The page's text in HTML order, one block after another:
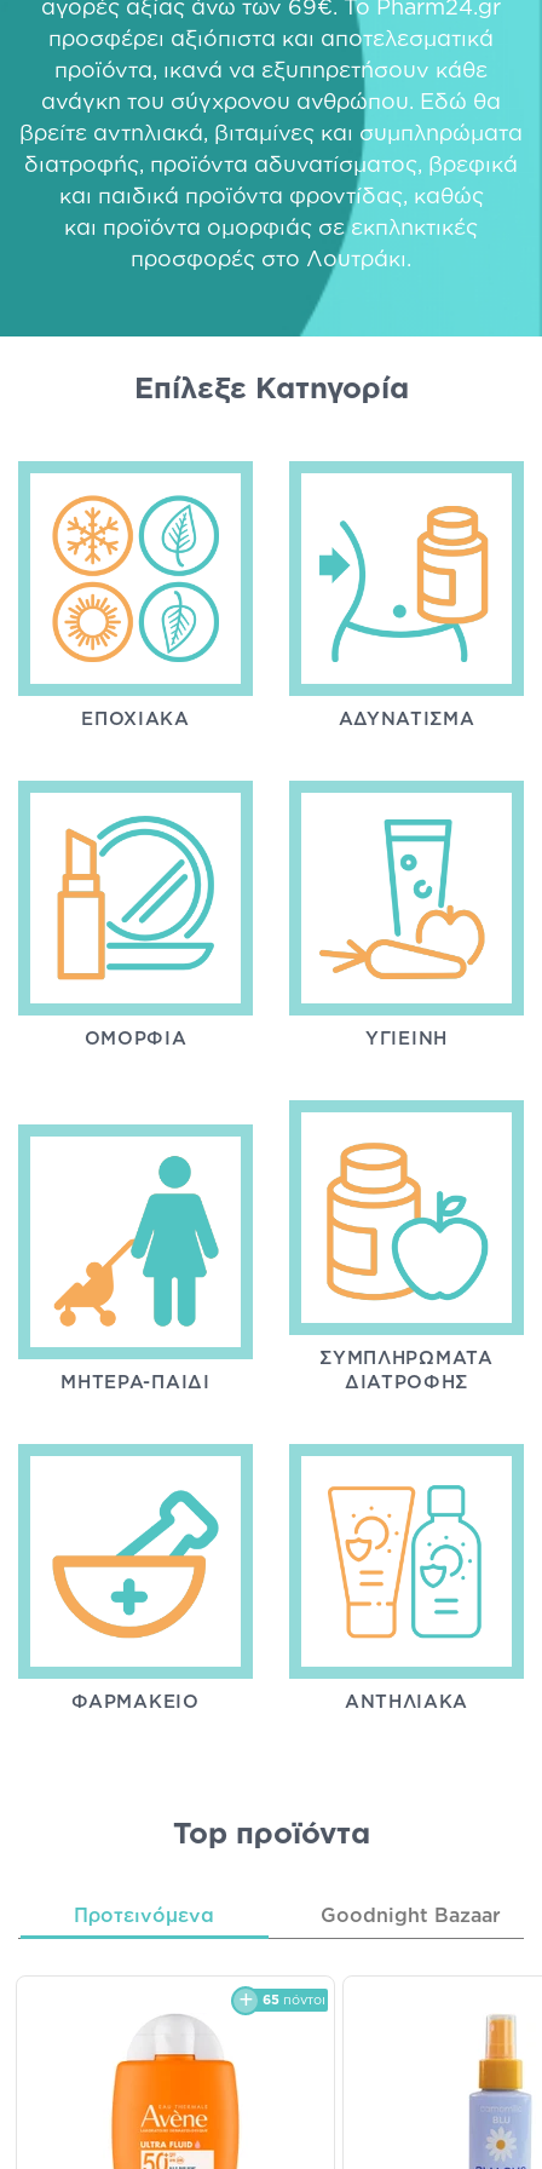
αγορές αξίας άνω των 69€. Το Pharm24.gr
προσφέρει αξιόπιστα και αποτελεσματικά
προϊόντα, ικανά να εξυπηρετήσουν κάθε
ανάγκη του σύγχρονου ανθρώπου. Εδώ θα
βρείτε αντηλιακά, βιταμίνες και συμπληρώματα
διατροφής, προϊόντα αδυνατίσματος, βρεφικά
και παιδικά προϊόντα φροντίδας, καθώς
και προϊόντα ομορφιάς σε εκπληκτικές
προσφορές στο Λουτράκι.
Eπίλεξε Κατηγορία
ΕΠΟΧΙΑΚΆ ΑΔΥΝΆΤΙΣΜΑ
ΟΜΟΡΦΙΆ ΥΓΙΕΙΝΉ
ΜΗΤΈΡΑ-ΠΑΙΔΊ
ΣΥΜΠΛΗΡΏΜΑΤΑ
ΔΙΑΤΡΟΦΉΣ
ΦΑΡΜΑΚΕΊΟ ΑΝΤΗΛΙΑΚΆ
Top προϊόντα
Προτεινόμενα Goodnight Bazaar
65 πόντοι